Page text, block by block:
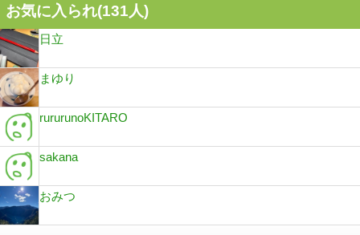
お気に入られ(131人)
日立
まゆり
rururunoKITARO
sakana
おみつ